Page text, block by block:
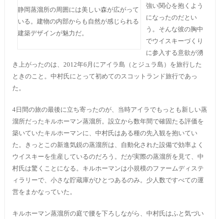
静岡蒸溜所の周囲には美しい森が広がって
いる。建物の内部からも自然が感じられる
建築デザインが魅力だ。
強い関心を抱くよう
になったのだとい
う。そんな彼の胸中
でウイスキーづくり
に参入する意欲が湧
き上がったのは、2012年6月にアイラ島（とジュラ島）を旅行した
ときのこと。中村氏にとって初めてのスコットランド旅行であっ
た。
4日間の旅の最後に立ち寄ったのが、当時アイラでもっとも新しい蒸
溜所だったキルホーマン蒸溜所。設立から数年間で確固たる評価を
築いていたキルホーマンに、中村氏はある種の先入観を抱いてい
た。きっとこの新進気鋭の蒸溜所は、自動化された設備で効率よく
ウイスキーを生産しているのだろう。だが実際の蒸溜所を見て、中
村氏は驚くことになる。キルホーマンは小規模のファームディステ
ィラリーで、小さな貯蔵庫がひとつあるのみ。少人数ですべての運
営をまかなっていた。
キルホーマン蒸溜所の庭で腰を下ろしながら、中村氏はふと気づい